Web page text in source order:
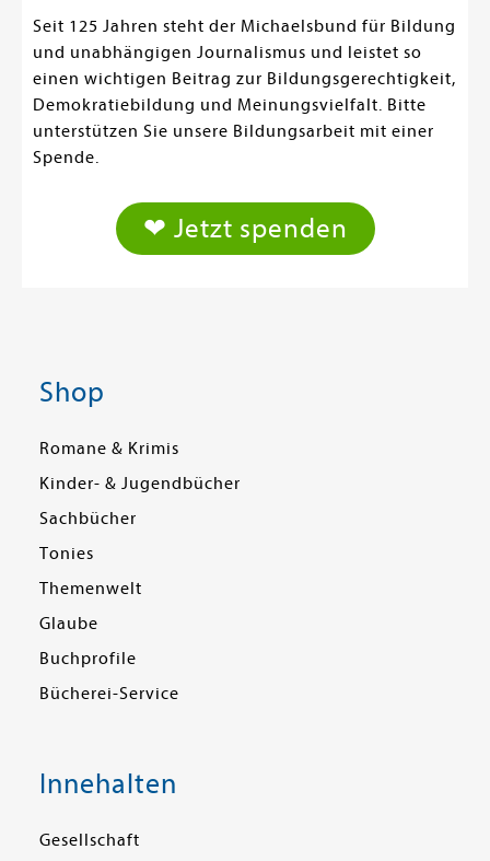
Seit 125 Jahren steht der Michaelsbund für Bildung
und unabhängigen Journalismus und leistet so
einen wichtigen Beitrag zur Bildungsgerechtigkeit,
Demokratiebildung und Meinungsvielfalt. Bitte
unterstützen Sie unsere Bildungsarbeit mit einer
Spende.
❤ Jetzt spenden
Shop
Romane & Krimis
Kinder- & Jugendbücher
Sachbücher
Tonies
Themenwelt
Glaube
Buchprofile
Bücherei-Service
Innehalten
Gesellschaft